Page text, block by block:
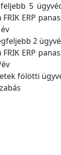
5
FRIK ERP
2
FRIK ERP
fölötti